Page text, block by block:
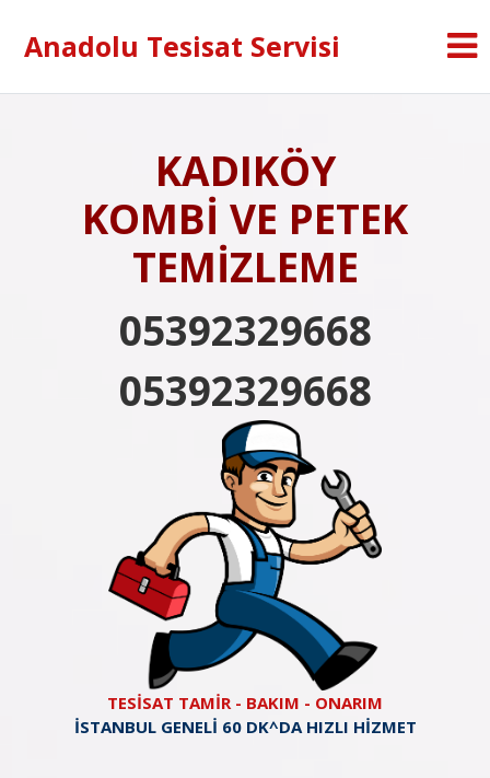
Anadolu Tesisat Servisi
KADIKÖY
KOMBİ VE PETEK
TEMİZLEME
05392329668
05392329668
TESİSAT TAMİR - BAKIM - ONARIM
İSTANBUL GENELİ 60 DK^DA HIZLI HİZMET